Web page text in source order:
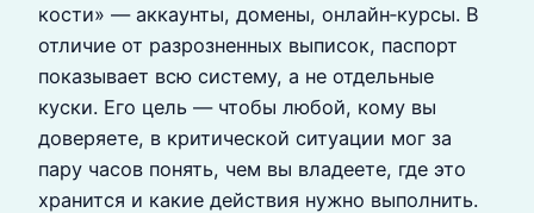
кости» — аккаунты, домены, онлайн‑курсы. В
отличие от разрозненных выписок, паспорт
показывает всю систему, а не отдельные
куски. Его цель — чтобы любой, кому вы
доверяете, в критической ситуации мог за
пару часов понять, чем вы владеете, где это
хранится и какие действия нужно выполнить.